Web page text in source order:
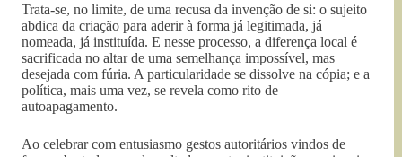
Trata-se, no limite, de uma recusa da invenção de si: o sujeito
abdica da criação para aderir à forma já legitimada, já
nomeada, já instituída. E nesse processo, a diferença local é
sacrificada no altar de uma semelhança impossível, mas
desejada com fúria. A particularidade se dissolve na cópia; e a
política, mais uma vez, se revela como rito de
autoapagamento.
Ao celebrar com entusiasmo gestos autoritários vindos de